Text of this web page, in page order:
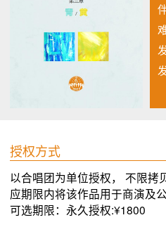
授权方式
以合唱团为单位授权， 不限拷
应期限内将该作品用于商演及
可选期限：永久授权:¥1800